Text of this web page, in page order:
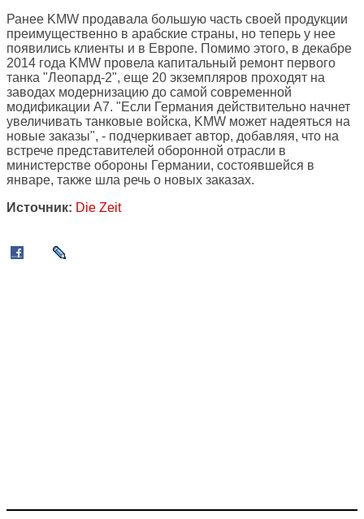
Ранее KMW продавала большую часть своей продукции
преимущественно в арабские страны, но теперь у нее
появились клиенты и в Европе. Помимо этого, в декабре
2014 года KMW провела капитальный ремонт первого
танка "Леопард-2", еще 20 экземпляров проходят на
заводах модернизацию до самой современной
модификации A7. "Если Германия действительно начнет
увеличивать танковые войска, KMW может надеяться на
новые заказы", - подчеркивает автор, добавляя, что на
встрече представителей оборонной отрасли в
министерстве обороны Германии, состоявшейся в
январе, также шла речь о новых заказах.
Источник: Die Zeit